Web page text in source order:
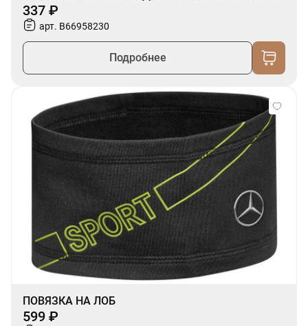
337 ₽
арт. B66958230
Подробнее
ПОВЯЗКА НА ЛОБ
599 ₽